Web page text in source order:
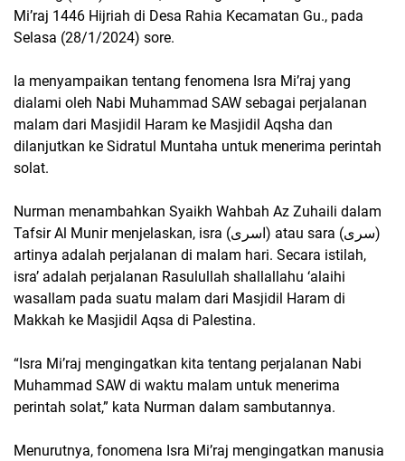
Mi’raj 1446 Hijriah di Desa Rahia Kecamatan Gu., pada
Selasa (28/1/2024) sore.
Ia menyampaikan tentang fenomena Isra Mi’raj yang
dialami oleh Nabi Muhammad SAW sebagai perjalanan
malam dari Masjidil Haram ke Masjidil Aqsha dan
dilanjutkan ke Sidratul Muntaha untuk menerima perintah
solat.
Nurman menambahkan Syaikh Wahbah Az Zuhaili dalam
Tafsir Al Munir menjelaskan, isra (اسرى) atau sara (سرى)
artinya adalah perjalanan di malam hari. Secara istilah,
isra’ adalah perjalanan Rasulullah shallallahu ‘alaihi
wasallam pada suatu malam dari Masjidil Haram di
Makkah ke Masjidil Aqsa di Palestina.
“Isra Mi’raj mengingatkan kita tentang perjalanan Nabi
Muhammad SAW di waktu malam untuk menerima
perintah solat,” kata Nurman dalam sambutannya.
Menurutnya, fonomena Isra Mi’raj mengingatkan manusia